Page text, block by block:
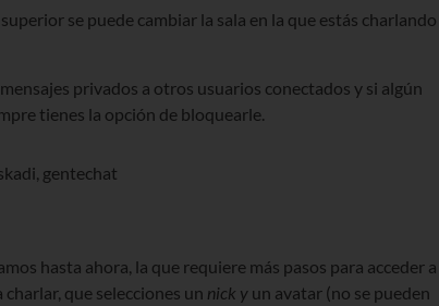
se puede cambiar la sala en la que estás charlando
privados a otros usuarios conectados y si algún
tienes la opción de bloquearle.
hasta ahora, la que requiere más pasos para acceder a
charlar, que selecciones un nick y un avatar (no se pueden